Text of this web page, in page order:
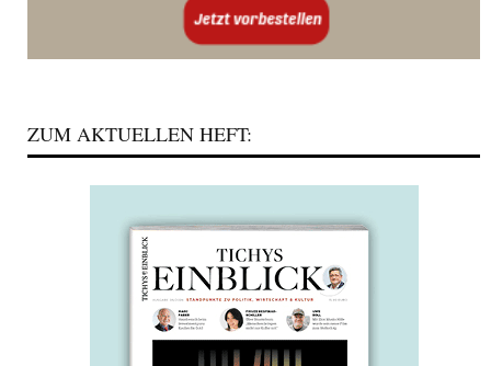
ZUM AKTUELLEN HEFT: